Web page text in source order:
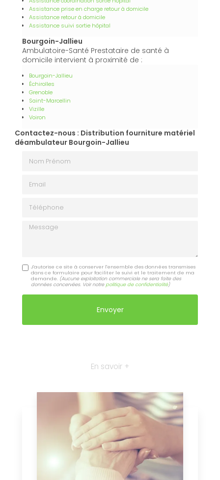
Assistance prise en charge retour à domicile
Assistance retour à domicile
Assistance suivi sortie hôpital
Bourgoin-Jallieu
Ambulatoire-Santé Prestataire de santé à
domicile intervient à proximité de :
Bourgoin-Jallieu
Échirolles
Grenoble
Saint-Marcellin
Vizille
Voiron
Contactez-nous : Distribution fourniture matériel
déambulateur Bourgoin-Jallieu
Message
J'autorise ce site à conserver l'ensemble des données transmises
dans ce formulaire pour faciliter le suivi et le traitement de ma
demande. (Aucune exploitation commerciale ne sera faite des
données concervées. Voir notre politique de confidentialité)
En savoir +